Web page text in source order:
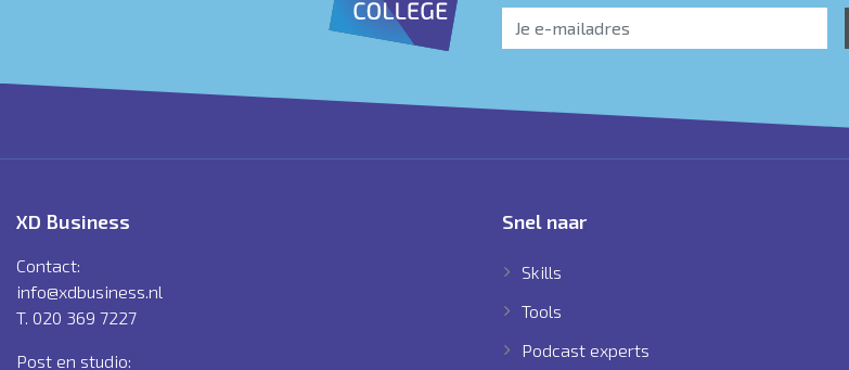
XD Business
Contact:
info@xdbusiness.nl
T. 020 369 7227
Post en studio:
Snel naar
Skills
Tools
Podcast experts